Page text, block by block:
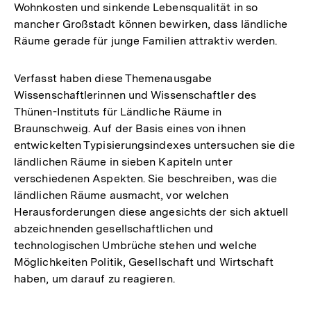
Wohnkosten und sinkende Lebensqualität in so
mancher Großstadt können bewirken, dass ländliche
Räume gerade für junge Familien attraktiv werden.
Verfasst haben diese Themenausgabe
Wissenschaftlerinnen und Wissenschaftler des
Thünen-Instituts für Ländliche Räume in
Braunschweig. Auf der Basis eines von ihnen
entwickelten Typisierungsindexes untersuchen sie die
ländlichen Räume in sieben Kapiteln unter
verschiedenen Aspekten. Sie beschreiben, was die
ländlichen Räume ausmacht, vor welchen
Herausforderungen diese angesichts der sich aktuell
abzeichnenden gesellschaftlichen und
technologischen Umbrüche stehen und welche
Möglichkeiten Politik, Gesellschaft und Wirtschaft
haben, um darauf zu reagieren.